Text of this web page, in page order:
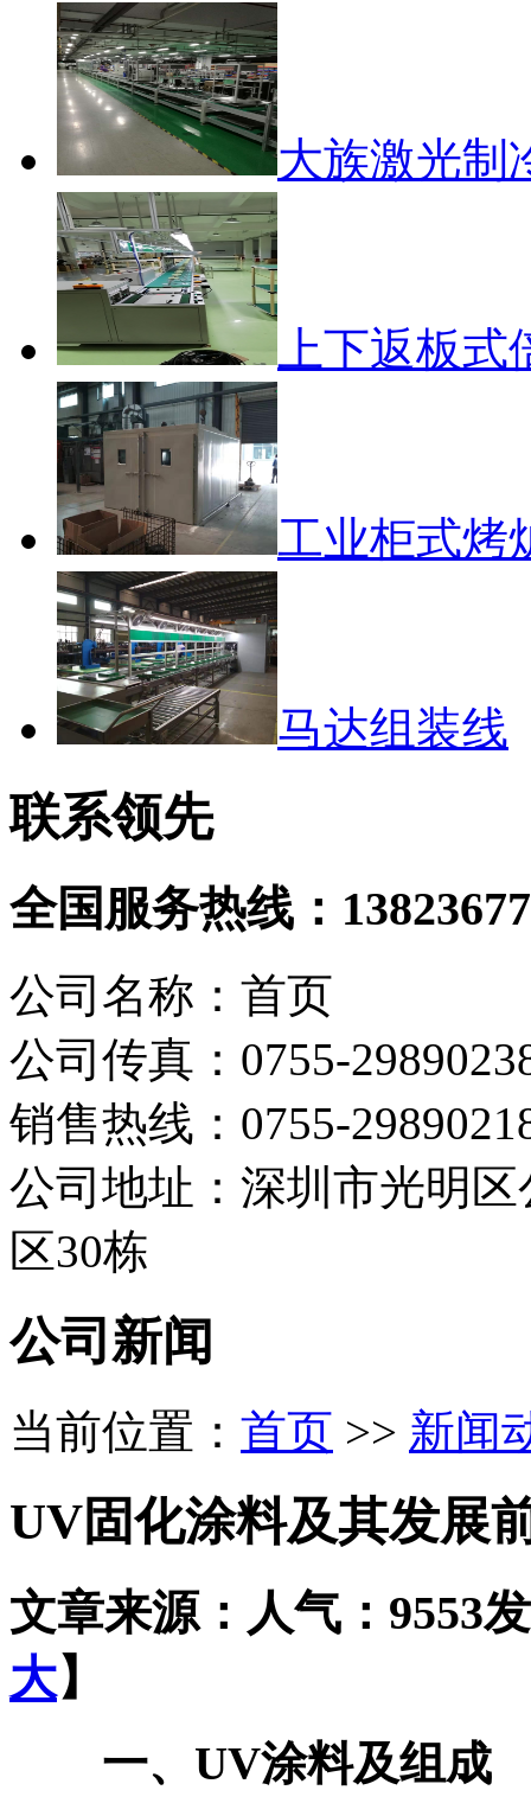
大族激光制
上下返板
工业柜式烤
马达组装线
联系领先
全国服务热线：
公司名称：首页
公司传真：0755-
销售热线：0755-
公司地址：深圳市光明
区30栋
公司新闻
当前位置： 首页 >> 新闻
UV固化涂料及其发展
文章来源： 人气：9553
大】
一、UV涂料及组成